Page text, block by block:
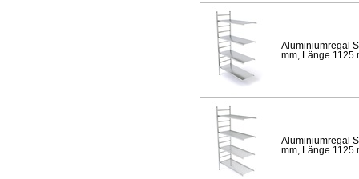
Aluminiumregal
mm, Länge 1125
Aluminiumregal
mm, Länge 1125